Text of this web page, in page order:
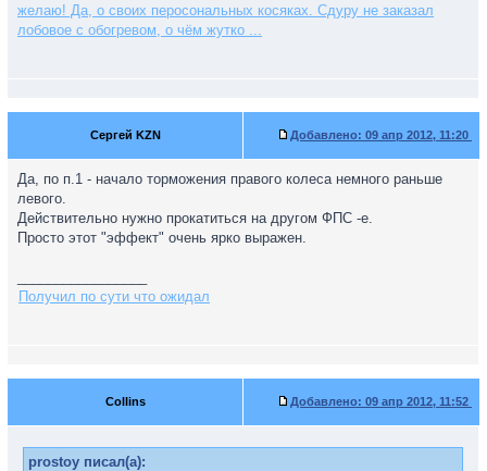
желаю! Да, о своих перосональных косяках. Сдуру не заказал
лобовое с обогревом, о чём жутко ...
Сергей KZN Добавлено: 09 апр 2012, 11:20
Да, по п.1 - начало торможения правого колеса немного раньше
левого.
Действительно нужно прокатиться на другом ФПС -е.
Просто этот "эффект" очень ярко выражен.
Получил по сути что ожидал
Collins Добавлено: 09 апр 2012, 11:52
prostoy писал(а):